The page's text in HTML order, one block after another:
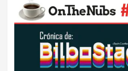
servicios en la nube. Lo vimos, por
EmeraldWhale, una operación